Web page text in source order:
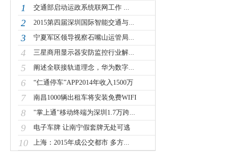
1 交通部启动运政系统联网工作 ...
2 2015第四届深圳国际智能交通与...
3 宁夏军区领导视察石嘴山运管局...
4 三星商用显示器安防监控行业解...
5 阐述全联接轨道理念，华为数字...
6 “仁通停车”APP2014年收入1500万
7 南昌1000辆出租车将安装免费WIFI
8 "掌上通"移动终端为深圳1.7万跨...
9 电子车牌 让南宁假套牌无处可逃
10 上海：2015年成公交都市 多方...